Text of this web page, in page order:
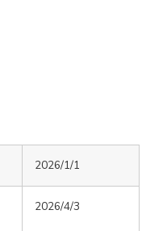
2026/1/1
2026/4/3